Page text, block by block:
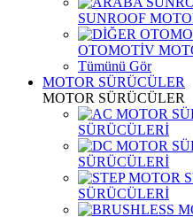
SUNROOF
OTOMOTİV
Tümünü Gör
MOTOR SÜRÜCÜLER
MOTOR SÜRÜCÜLER
SÜRÜCÜLERİ
SÜRÜCÜLERİ
SÜRÜCÜLERİ